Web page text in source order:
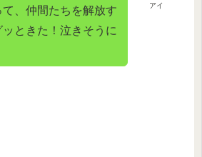
アイ
、仲間たちを解放す
ときた！泣きそうに